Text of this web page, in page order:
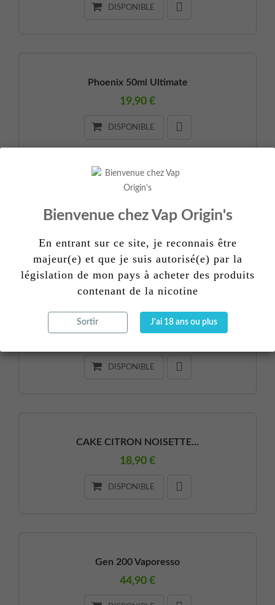
DISPONIBLE
Phoenix 50ml Ultimate
19,90 €
DISPONIBLE
32,90 €
DISPONIBLE
Fraise Anatomy 100ml Movie...
DISPONIBLE
CAKE CITRON NOISETTE...
18,90 €
DISPONIBLE
Gen 200 Vaporesso
44,90 €
Bienvenue chez Vap Origin's
En entrant sur ce site, je reconnais être
majeur(e) et que je suis autorisé(e) par la
législation de mon pays à acheter des produits
contenant de la nicotine
Sortir J'ai 18 ans ou plus